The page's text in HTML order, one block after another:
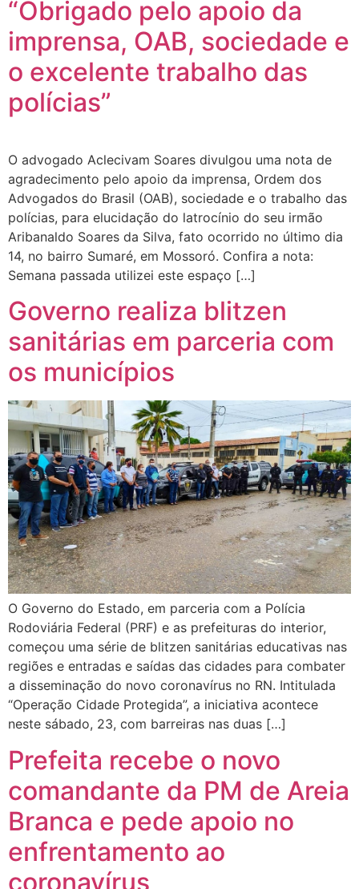
“Obrigado pelo apoio da
imprensa, OAB, sociedade e
o excelente trabalho das
polícias”
O advogado Aclecivam Soares divulgou uma nota de
agradecimento pelo apoio da imprensa, Ordem dos
Advogados do Brasil (OAB), sociedade e o trabalho das
polícias, para elucidação do latrocínio do seu irmão
Aribanaldo Soares da Silva, fato ocorrido no último dia
14, no bairro Sumaré, em Mossoró. Confira a nota:
Semana passada utilizei este espaço […]
Governo realiza blitzen
sanitárias em parceria com
os municípios
O Governo do Estado, em parceria com a Polícia
Rodoviária Federal (PRF) e as prefeituras do interior,
começou uma série de blitzen sanitárias educativas nas
regiões e entradas e saídas das cidades para combater
a disseminação do novo coronavírus no RN. Intitulada
“Operação Cidade Protegida”, a iniciativa acontece
neste sábado, 23, com barreiras nas duas […]
Prefeita recebe o novo
comandante da PM de Areia
Branca e pede apoio no
enfrentamento ao
coronavírus